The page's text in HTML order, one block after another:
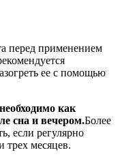
перед применением
ее с помощью
как
сна и вечером.Более
если регулярно
трех месяцев.